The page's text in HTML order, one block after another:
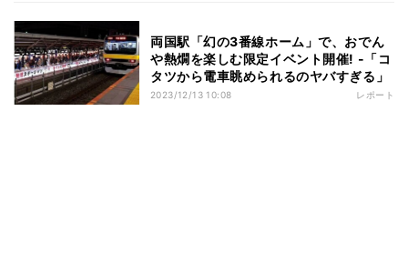
両国駅「幻の3番線ホーム」で、おでん
や熱燗を楽しむ限定イベント開催! -「コ
タツから電車眺められるのヤバすぎる」
2023/12/13 10:08 レポート